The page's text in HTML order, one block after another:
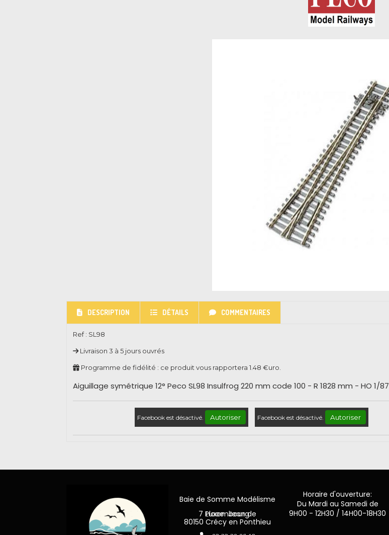
DESCRIPTION DÉTAILS COMMENTAIRES
Ref : SL98
Livraison 3 à 5 jours ouvrés
Programme de fidélité : ce produit vous rapportera 1.48 €uro.
Aiguillage symétrique 12° Peco SL98 Insulfrog 220 mm code 100 - R 1828 mm - HO 1/87
Facebook est désactivé. Autoriser Facebook est désactivé. Autoriser
Baie de Somme Modélisme
7 Place Jean de Luxembourg
80150 Crécy en Ponthieu
Horaire d'ouverture:
Du Mardi au Samedi de
9H00 - 12H30 / 14H00-18H30